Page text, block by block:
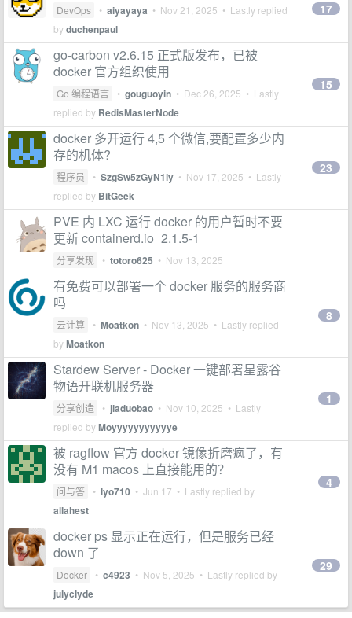
DevOps • aiyayaya • Nov 21, 2025 • Lastly replied
byduchenpaul
17
go-carbon v2.6.15 正式版发布，已被
docker 官方组织使用
Go 编程语言 • gouguoyin • Dec 26, 2025 • Lastly
replied by RedisMasterNode
15
docker 多开运行 4,5 个微信,要配置多少内
存的机体?
程序员 • SzgSw5zGyN1iy • Nov 17, 2025 • Lastly
replied by BitGeek
23
PVE 内 LXC 运行 docker 的用户暂时不要
更新 containerd.io_2.1.5-1
分享发现 • totoro625 • Nov 13, 2025
有免费可以部署一个 docker 服务的服务商
吗
云计算 • Moatkon • Nov 13, 2025 • Lastly replied
byMoatkon
8
Stardew Server - Docker 一键部署星露谷
物语开联机服务器
分享创造 • jiaduobao • Nov 10, 2025 • Lastly
replied byMoyyyyyyyyyyye
1
被 ragflow 官方 docker 镜像折磨疯了，有
没有 M1 macos 上直接能用的？
问与答 • lyo710 • Jun 17 • Lastly replied by
allahest
4
docker ps 显示正在运行，但是服务已经
down 了
Docker • c4923 • Nov 5, 2025 • Lastly replied by
julyclyde
29